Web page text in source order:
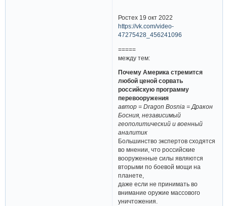
Ростех 19 окт 2022
https://vk.com/video-
47275428_456241096
=====
между тем:
Почему Америка стремится
любой ценой сорвать
российскую программу
перевооружения
автор = Dragon Bosnia = Дракон
Босния, независимый
геополитический и военный
аналитик
Большинство экспертов сходятся
во мнении, что российские
вооруженные силы являются
вторыми по боевой мощи на
планете,
даже если не принимать во
внимание оружие массового
уничтожения.